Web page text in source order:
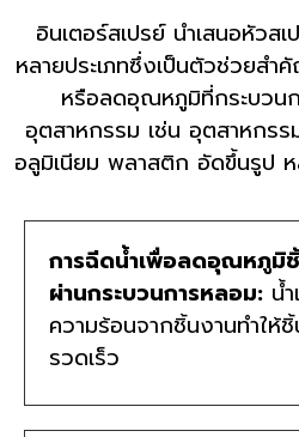
อินเตอร์สเปรย์ นำเสนอหัว
หลายประเภทซึ่งเป็นตัวช่วยสำ
หรือลดอุณหภูมิที่กระบวน
อุตสาหกรรม เช่น อุตสาหกรร
อลูมิเนียม พลาสติก อัดขึ้นรูป
การฉีดน้ำเพื่อลดอุณหภูมิ
ผ่านกระบวนการหลอม: น้
ความร้อนจากชิ้นงานทำให้
รวดเร็ว